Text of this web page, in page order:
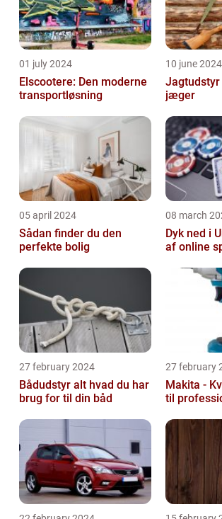
01 july 2024
Elscootere: Den moderne
transportløsning
10 june 2024
jæger
05 april 2024
Sådan finder du den
perfekte bolig
08 march
Dyk ned i
af online
27 february 2024
Bådudstyr alt hvad du har
brug for til din båd
27 february
Makita -
til